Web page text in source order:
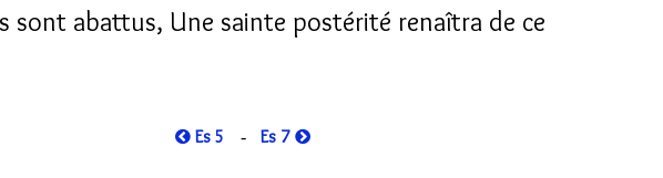
sont abattus, Une sainte postérité renaîtra de ce
Es 5 - Es 7